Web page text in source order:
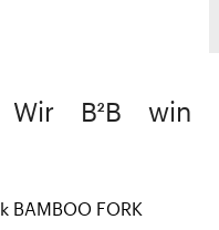
Wir B²B win
BAMBOO FORK